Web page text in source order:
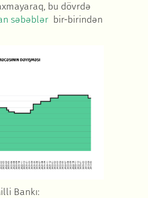
bu dövrdə
səbəblərbir-birindən
Bankı: